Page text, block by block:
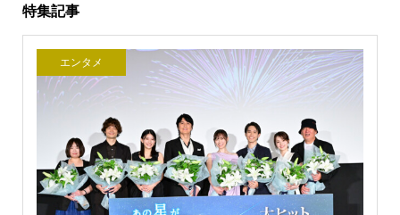
特集記事
エンタメ